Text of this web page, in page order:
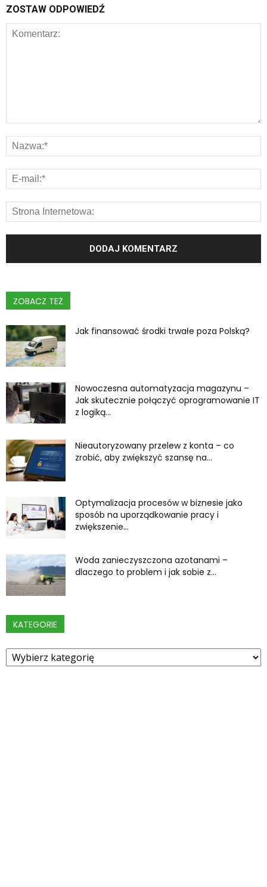
ZOSTAW ODPOWIEDŹ
ZOBACZ TEŻ
Jak finansować środki trwałe poza Polską?
Nowoczesna automatyzacja magazynu –
Jak skutecznie połączyć oprogramowanie IT
z logiką...
Nieautoryzowany przelew z konta – co
zrobić, aby zwiększyć szansę na...
Optymalizacja procesów w biznesie jako
sposób na uporządkowanie pracy i
zwiększenie...
Woda zanieczyszczona azotanami –
dlaczego to problem i jak sobie z...
KATEGORIE
Kategorie